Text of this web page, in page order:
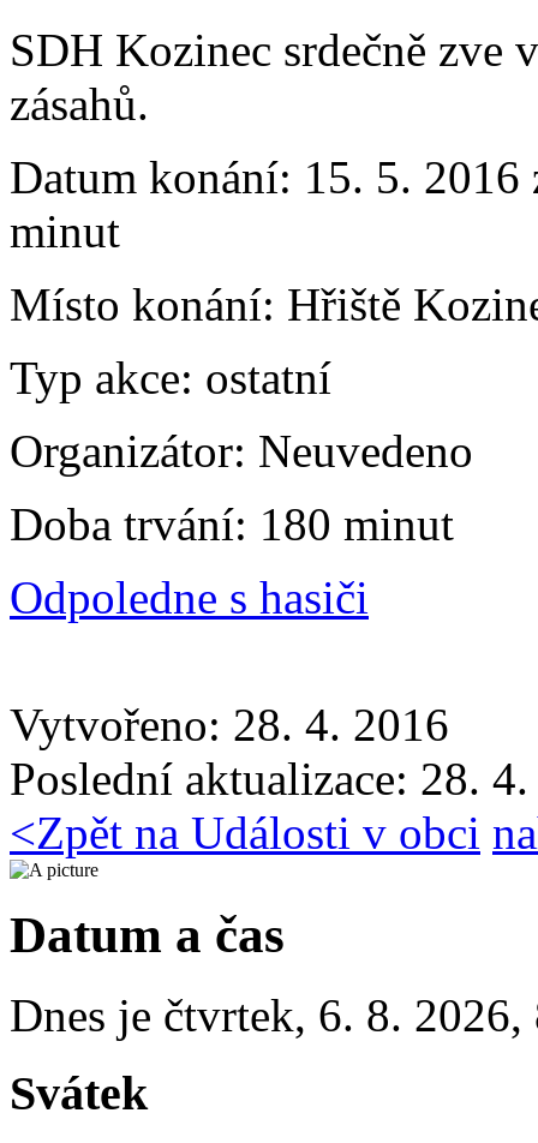
SDH Kozinec srdečně zve
zásahů.
Datum konání: 15. 5. 2016
minut
Místo konání: Hřiště
Typ akce: ostatní
Organizátor: Neuvedeno
Doba trvání: 180 minut
Odpoledne s hasiči
Vytvořeno: 28. 4. 2016
Poslední aktualizace: 28.
<Zpět na Události v obci
Datum a čas
Dnes je čtvrtek, 6. 8. 2026,
Svátek